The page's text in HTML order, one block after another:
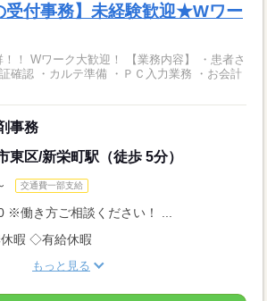
受付事務】未経験歓迎★Wワー
大歓迎！ 【業務内容】 ・患者さ
確認 ・カルテ準備 ・ＰＣ入力業務 ・お会計
事務
東区/新栄町駅（徒歩 5分）
交通費一部支給
※働き方ご相談ください！ ...
暇 ◇有給休暇
もっと見る